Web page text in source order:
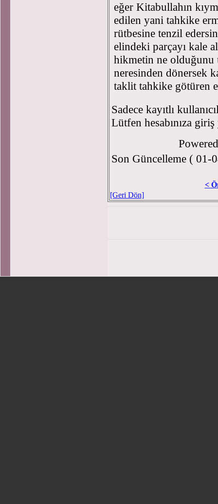
eğer Kitabullahın
edilen yani tahkike
rütbesine tenzil
elindeki parçayı kale
hikmetin ne olduğunu
neresinden dönersek
taklit tahkike götüren
Sadece kayıtlı
Lütfen hesabınıza
Son Güncelleme ( 01-
<
[Geri Dön]